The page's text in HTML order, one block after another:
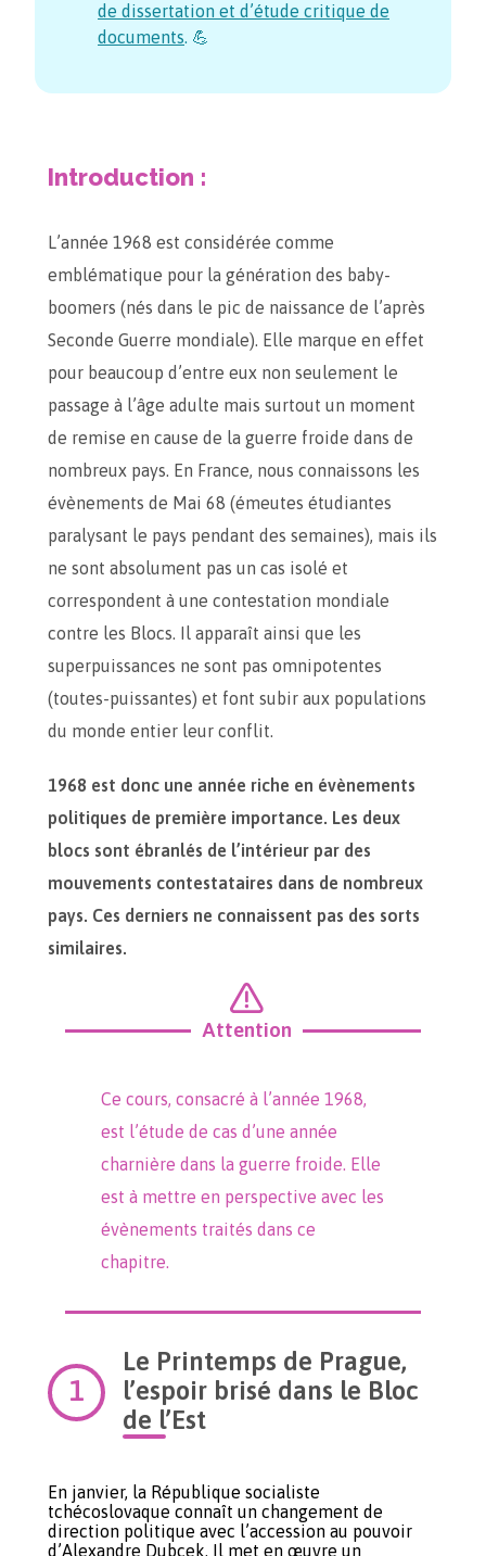
de dissertation et d’étude critique de
documents. 💪
Introduction :
L’année 1968 est considérée comme
emblématique pour la génération des baby-
boomers (nés dans le pic de naissance de l’après
Seconde Guerre mondiale). Elle marque en effet
pour beaucoup d’entre eux non seulement le
passage à l’âge adulte mais surtout un moment
de remise en cause de la guerre froide dans de
nombreux pays. En France, nous connaissons les
évènements de Mai 68 (émeutes étudiantes
paralysant le pays pendant des semaines), mais ils
ne sont absolument pas un cas isolé et
correspondent à une contestation mondiale
contre les Blocs. Il apparaît ainsi que les
superpuissances ne sont pas omnipotentes
(toutes-puissantes) et font subir aux populations
du monde entier leur conflit.
1968 est donc une année riche en évènements
politiques de première importance. Les deux
blocs sont ébranlés de l’intérieur par des
mouvements contestataires dans de nombreux
pays. Ces derniers ne connaissent pas des sorts
similaires.
Attention
Ce cours, consacré à l’année 1968,
est l’étude de cas d’une année
charnière dans la guerre froide. Elle
est à mettre en perspective avec les
évènements traités dans ce
chapitre.
Le Printemps de Prague,
l’espoir brisé dans le Bloc
de l’Est
En janvier, la République socialiste
tchécoslovaque connaît un changement de
direction politique avec l’accession au pouvoir
d’Alexandre Dubcek. Il met en œuvre un